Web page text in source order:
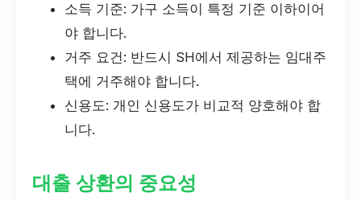
소득 기준: 가구 소득이 특정 기준 이하이어
야 합니다.
거주 요건: 반드시 SH에서 제공하는 임대주
택에 거주해야 합니다.
신용도: 개인 신용도가 비교적 양호해야 합
니다.
대출 상환의 중요성